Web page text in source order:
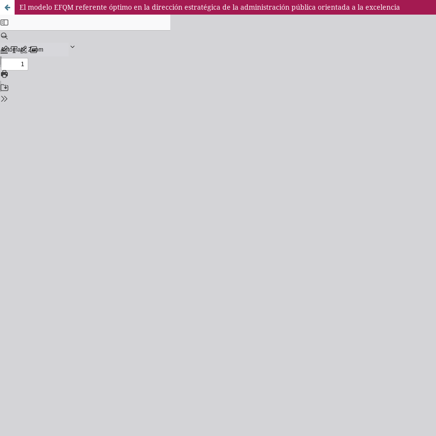
El modelo EFQM referente óptimo en la dirección estratégica de la administración pública orientada a la excelencia